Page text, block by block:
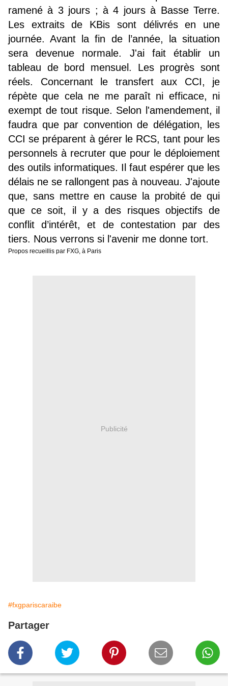
ramené à 3 jours ; à 4 jours à Basse Terre.
Les extraits de KBis sont délivrés en une
journée. Avant la fin de l’année, la situation
sera devenue normale. J'ai fait établir un
tableau de bord mensuel. Les progrès sont
réels. Concernant le transfert aux CCI, je
répète que cela ne me paraît ni efficace, ni
exempt de tout risque. Selon l'amendement, il
faudra que par convention de délégation, les
CCI se préparent à gérer le RCS, tant pour les
personnels à recruter que pour le déploiement
des outils informatiques. Il faut espérer que les
délais ne se rallongent pas à nouveau. J'ajoute
que, sans mettre en cause la probité de qui
que ce soit, il y a des risques objectifs de
conflit d’intérêt, et de contestation par des
tiers. Nous verrons si l'avenir me donne tort.
Propos recueillis par FXG, à Paris
Publicité
#fxgpariscaraibe
Partager